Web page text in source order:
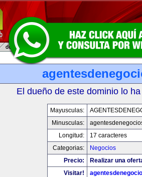
El dueño de este dominio lo
Mayusculas:
Minusculas:
Longitud:
17 caracteres
Categorias:
Negocios
Precio:
Realizar una
Visitar!